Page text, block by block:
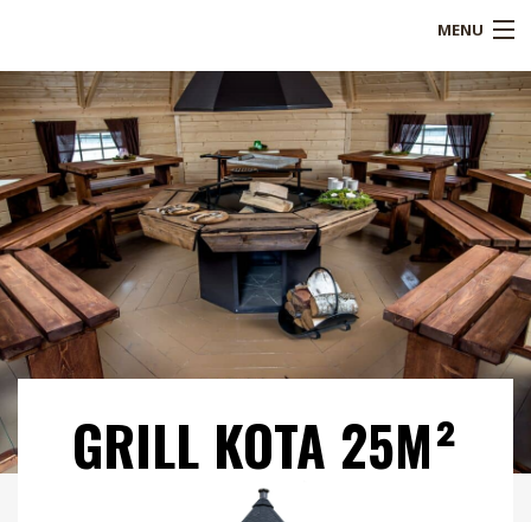
MENU
Shop
Over ons
Referenties
Service
Blogs
B2B
Mijn accountGRILL KOTA 25M²